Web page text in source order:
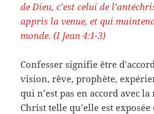
de Dieu, c’est celui de
appris la venue, et qui
monde. (I Jean 4:1-3)
Confesser signifie être
vision, rêve, prophète,
qui n’est pas en accord avec
Christ telle qu’elle est